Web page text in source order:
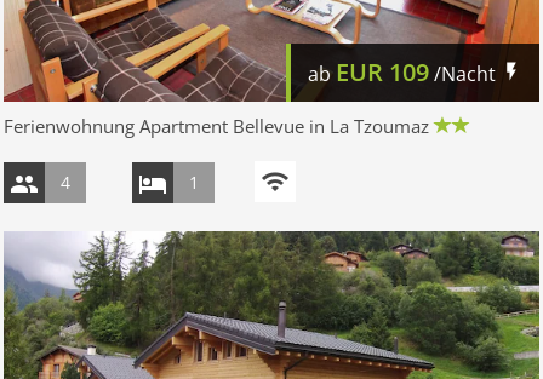
ab EUR 109/Nacht
Ferienwohnung Apartment Bellevue in La Tzoumaz
4 1